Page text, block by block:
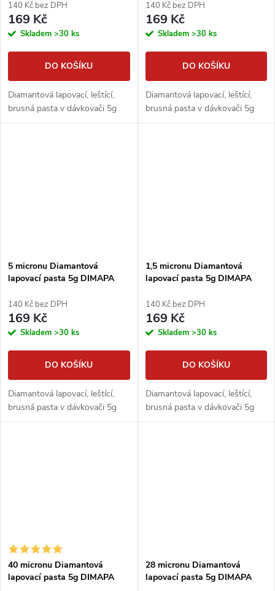
140 Kč bez DPH
169 Kč
Skladem >30 ks
DO KOŠÍKU
Diamantová lapovací, leštící,
brusná pasta v dávkovači 5g
140 Kč bez DPH
169 Kč
Skladem >30 ks
DO KOŠÍKU
Diamantová lapovací, leštící,
brusná pasta v dávkovači 5g
5 micronu Diamantová
lapovací pasta 5g DIMAPA
140 Kč bez DPH
169 Kč
Skladem >30 ks
DO KOŠÍKU
Diamantová lapovací, leštící,
brusná pasta v dávkovači 5g
1,5 micronu Diamantová
lapovací pasta 5g DIMAPA
140 Kč bez DPH
169 Kč
Skladem >30 ks
DO KOŠÍKU
Diamantová lapovací, leštící,
brusná pasta v dávkovači 5g
40 micronu Diamantová
lapovací pasta 5g DIMAPA
28 micronu Diamantová
lapovací pasta 5g DIMAPA